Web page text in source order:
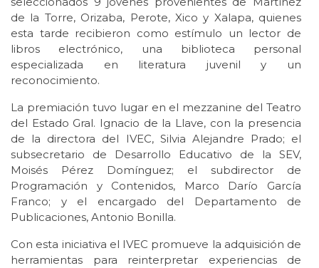
de la Torre, Orizaba, Perote, Xico y Xalapa, quienes
esta tarde recibieron como estímulo un lector de
libros electrónico, una biblioteca personal
especializada en literatura juvenil y un
reconocimiento.
La premiación tuvo lugar en el mezzanine del Teatro
del Estado Gral. Ignacio de la Llave, con la presencia
de la directora del IVEC, Silvia Alejandre Prado; el
subsecretario de Desarrollo Educativo de la SEV,
Moisés Pérez Domínguez; el subdirector de
Programación y Contenidos, Marco Darío García
Franco; y el encargado del Departamento de
Publicaciones, Antonio Bonilla.
Con esta iniciativa el IVEC promueve la adquisición de
herramientas para reinterpretar experiencias de